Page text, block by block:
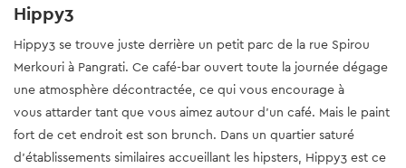
Hippy3
Hippy3 se trouve juste derrière un petit parc de la rue Spirou
Merkouri à Pangrati. Ce café-bar ouvert toute la journée dégage
une atmosphère décontractée, ce qui vous encourage à
vous attarder tant que vous aimez autour d'un café. Mais le paint
fort de cet endroit est son brunch. Dans un quartier saturé
d'établissements similaires accueillant les hipsters, Hippy3 est ce